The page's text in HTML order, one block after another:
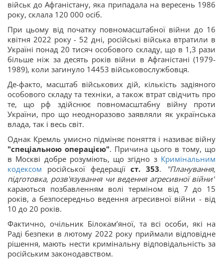
військ до Афганістану, яка припадала на вересень 1986
року, склала 120 000 осіб.
При цьому від початку повномасштабної війни до 16
квітня 2022 року - 52 дні, російські війська втратили в
Україні понад 20 тисяч особового складу, що в 1,3 рази
більше ніж за десять років війни в Афганістані (1979-
1989), коли загинуло 14453 військовослужбовця.
Де-факто, масштаб військових дій, кількість задіяного
особового складу та техніки, а також втрат свідчить про
те, що рф здійснює повномасштабну війну проти
України, про що неодноразово заявляли як українська
влада, так і весь світ.
Однак Кремль умисно підміняє поняття і називає війну
"спеціальною операцією". Причина цього в тому, що
в Москві добре розуміють, що згідно з Кримінальним
кодексом російської федераціїст. 353.
"Планування,
підготовка, розв'язування чи ведення агресивної війни"
караються позбавленням волі терміном від 7 до 15
років, а безпосередньо ведення агресивної війни - від
10 до 20 років.
Фактично, очільник Білокам’яної, та всі особи, які на
Раді безпеки в лютому 2022 року приймали відповідне
рішення, мають нести кримінальну відповідальність за
російським законодавством.